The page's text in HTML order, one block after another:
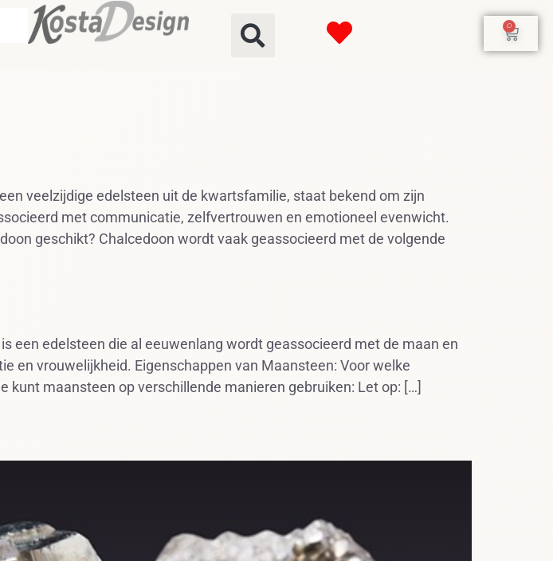
0
veelzijdige edelsteen uit de kwartsfamilie, staat bekend om zijn
met communicatie, zelfvertrouwen en emotioneel evenwicht.
geschikt? Chalcedoon wordt vaak geassocieerd met de volgende
een edelsteen die al eeuwenlang wordt geassocieerd met de maan en
en vrouwelijkheid. Eigenschappen van Maansteen: Voor welke
maansteen op verschillende manieren gebruiken: Let op: […]